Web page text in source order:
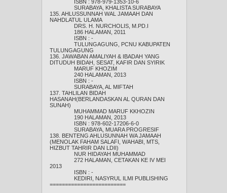
ISBN : 978-979-1353-10-6
SURABAYA, KHALISTA SURABAYA
135. AHLUSSUNNAH WAL JAMAAH DAN
NAHDLATUL ULAMA
DRS. H. NURCHOLIS, M.PD.I
186 HALAMAN, 2011
ISBN : -
TULUNGAGUNG, PCNU KABUPATEN
TULUNGAGUNG
136. JAWABAN AMALIYAH & IBADAH YANG
DITUDUH BIDAH, SESAT, KAFIR DAN SYIRIK
MARUF KHOZIM
240 HALAMAN, 2013
ISBN : -
SURABAYA, AL MIFTAH
137. TAHLILAN BIDAH
HASANAH(BERLANDASKAN AL QURAN DAN
SUNAH)
MUHAMMAD MARUF KKHOZIN
190 HALAMAN, 2013
ISBN : 978-602-17206-6-0
SURABAYA, MUARA PROGRESIF
138. BENTENG AHLUSUNNAH WA JAMAAH
(MENOLAK FAHAM SALAFI, WAHABI, MTS,
HIZBUT TAHRIR DAN LDII)
NUR HIDAYAH MUHAMMAD
272 HALAMAN, CETAKAN KE IV MEI
2013
ISBN : -
KEDIRI, NASYRUL ILMI PUBLISHING
=========================